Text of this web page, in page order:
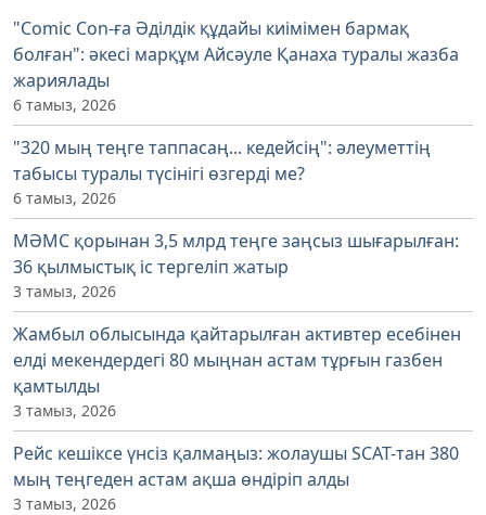
"Comic Con-ға Әділдік құдайы киімімен бармақ
болған": әкесі марқұм Айсәуле Қанаха туралы жазба
жариялады
6 тамыз, 2026
"320 мың теңге таппасаң... кедейсің": әлеуметтің
табысы туралы түсінігі өзгерді ме?
6 тамыз, 2026
МӘМС қорынан 3,5 млрд теңге заңсыз шығарылған:
36 қылмыстық іс тергеліп жатыр
3 тамыз, 2026
Жамбыл облысында қайтарылған активтер есебінен
елді мекендердегі 80 мыңнан астам тұрғын газбен
қамтылды
3 тамыз, 2026
Рейс кешіксе үнсіз қалмаңыз: жолаушы SCAT-тан 380
мың теңгеден астам ақша өндіріп алды
3 тамыз, 2026